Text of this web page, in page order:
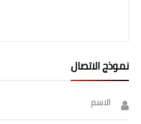
نموذج الاتصال
الاسم